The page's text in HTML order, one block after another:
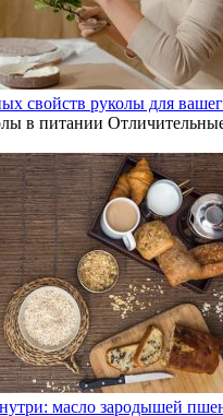
свойств руколы для
в питании
масло зародышей